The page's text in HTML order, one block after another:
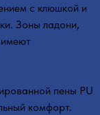
с клюшкой и
Зоны ладони,
пены PU
комфорт.